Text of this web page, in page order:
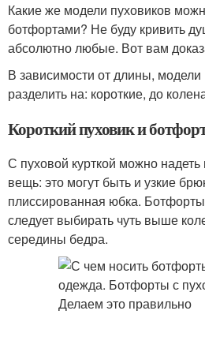
Какие же модели пуховиков
ботфортами? Не буду кривить
абсолютно любые. Вот вам
В зависимости от длины,
разделить на: короткие, до
Короткий пуховик и
С пуховой курткой можно
вещь: это могут быть и узкие
плиссированная юбка.
следует выбирать чуть выше
середины бедра.